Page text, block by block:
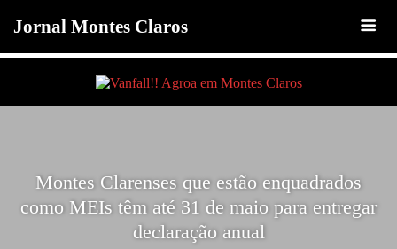
Jornal Montes Claros
Montes Clarenses que estão enquadrados
como MEIs têm até 31 de maio para entregar
declaração anual